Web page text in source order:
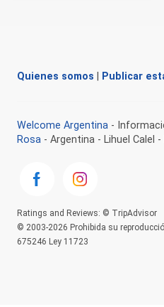
Quienes somos Publicar
Welcome Argentina -
Rosa - Argentina - Lihuel Calel
Ratings and Reviews: © TripAdvisor
© 2003-2026 Prohibida su
675246 Ley 11723